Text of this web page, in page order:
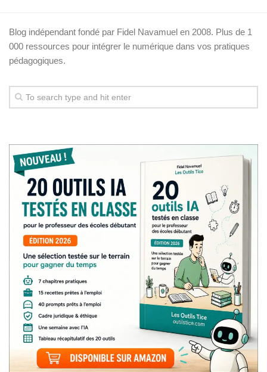
Blog indépendant fondé par Fidel Navamuel en 2008. Plus de 1
000 ressources pour intégrer le numérique dans vos pratiques
pédagogiques.